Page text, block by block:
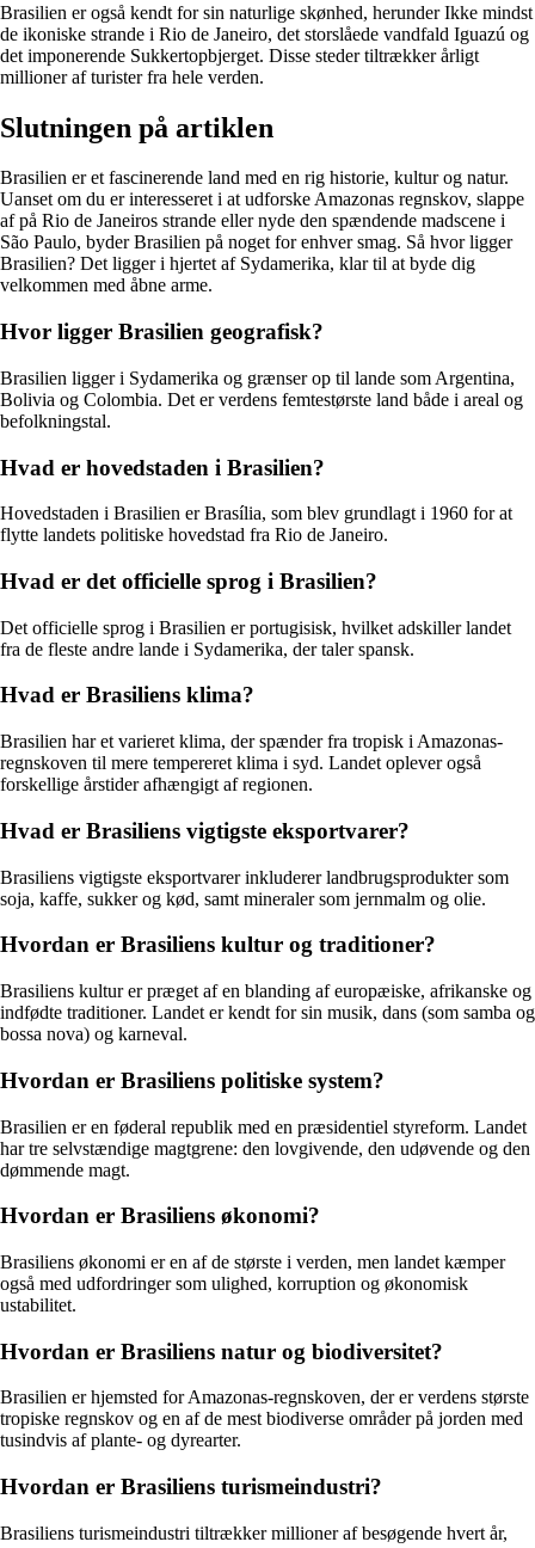
Brasilien er også kendt for sin naturlige skønhed, herunder Ikke mindst
de ikoniske strande i Rio de Janeiro, det storslåede vandfald Iguazú og
det imponerende Sukkertopbjerget. Disse steder tiltrækker årligt
millioner af turister fra hele verden.
Slutningen på artiklen
Brasilien er et fascinerende land med en rig historie, kultur og natur.
Uanset om du er interesseret i at udforske Amazonas regnskov, slappe
af på Rio de Janeiros strande eller nyde den spændende madscene i
São Paulo, byder Brasilien på noget for enhver smag. Så hvor ligger
Brasilien? Det ligger i hjertet af Sydamerika, klar til at byde dig
velkommen med åbne arme.
Hvor ligger Brasilien geografisk?
Brasilien ligger i Sydamerika og grænser op til lande som Argentina,
Bolivia og Colombia. Det er verdens femtestørste land både i areal og
befolkningstal.
Hvad er hovedstaden i Brasilien?
Hovedstaden i Brasilien er Brasília, som blev grundlagt i 1960 for at
flytte landets politiske hovedstad fra Rio de Janeiro.
Hvad er det officielle sprog i Brasilien?
Det officielle sprog i Brasilien er portugisisk, hvilket adskiller landet
fra de fleste andre lande i Sydamerika, der taler spansk.
Hvad er Brasiliens klima?
Brasilien har et varieret klima, der spænder fra tropisk i Amazonas-
regnskoven til mere tempereret klima i syd. Landet oplever også
forskellige årstider afhængigt af regionen.
Hvad er Brasiliens vigtigste eksportvarer?
Brasiliens vigtigste eksportvarer inkluderer landbrugsprodukter som
soja, kaffe, sukker og kød, samt mineraler som jernmalm og olie.
Hvordan er Brasiliens kultur og traditioner?
Brasiliens kultur er præget af en blanding af europæiske, afrikanske og
indfødte traditioner. Landet er kendt for sin musik, dans (som samba og
bossa nova) og karneval.
Hvordan er Brasiliens politiske system?
Brasilien er en føderal republik med en præsidentiel styreform. Landet
har tre selvstændige magtgrene: den lovgivende, den udøvende og den
dømmende magt.
Hvordan er Brasiliens økonomi?
Brasiliens økonomi er en af de største i verden, men landet kæmper
også med udfordringer som ulighed, korruption og økonomisk
ustabilitet.
Hvordan er Brasiliens natur og biodiversitet?
Brasilien er hjemsted for Amazonas-regnskoven, der er verdens største
tropiske regnskov og en af de mest biodiverse områder på jorden med
tusindvis af plante- og dyrearter.
Hvordan er Brasiliens turismeindustri?
Brasiliens turismeindustri tiltrækker millioner af besøgende hvert år,